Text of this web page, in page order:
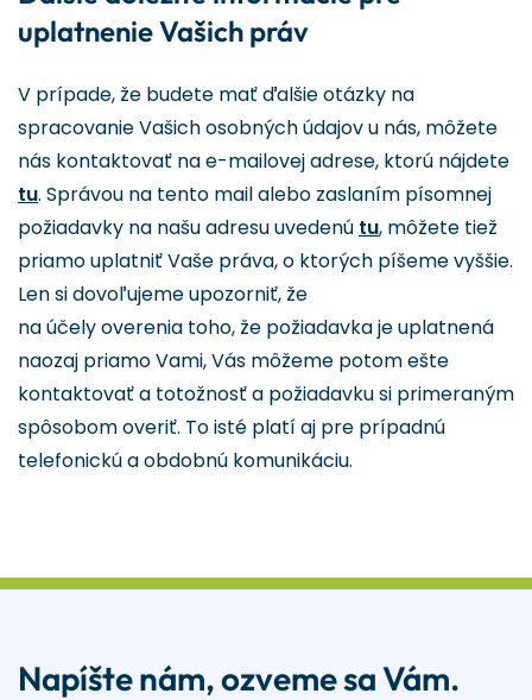
uplatnenie Vašich práv
V prípade, že budete mať ďalšie otázky na
spracovanie Vašich osobných údajov u nás, môžete
nás kontaktovať na e-mailovej adrese, ktorú nájdete
tu. Správou na tento mail alebo zaslaním písomnej
požiadavky na našu adresu uvedenú tu, môžete tiež
priamo uplatniť Vaše práva, o ktorých píšeme vyššie.
Len si dovoľujeme upozorniť, že
na účely overenia toho, že požiadavka je uplatnená
naozaj priamo Vami, Vás môžeme potom ešte
kontaktovať a totožnosť a požiadavku si primeraným
spôsobom overiť. To isté platí aj pre prípadnú
telefonickú a obdobnú komunikáciu.
Napíšte nám, ozveme sa Vám.